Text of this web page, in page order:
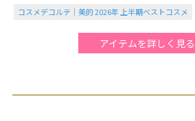
コスメデコルテ｜美的 2026年 上半期ベストコスメ
アイテムを詳しく見る